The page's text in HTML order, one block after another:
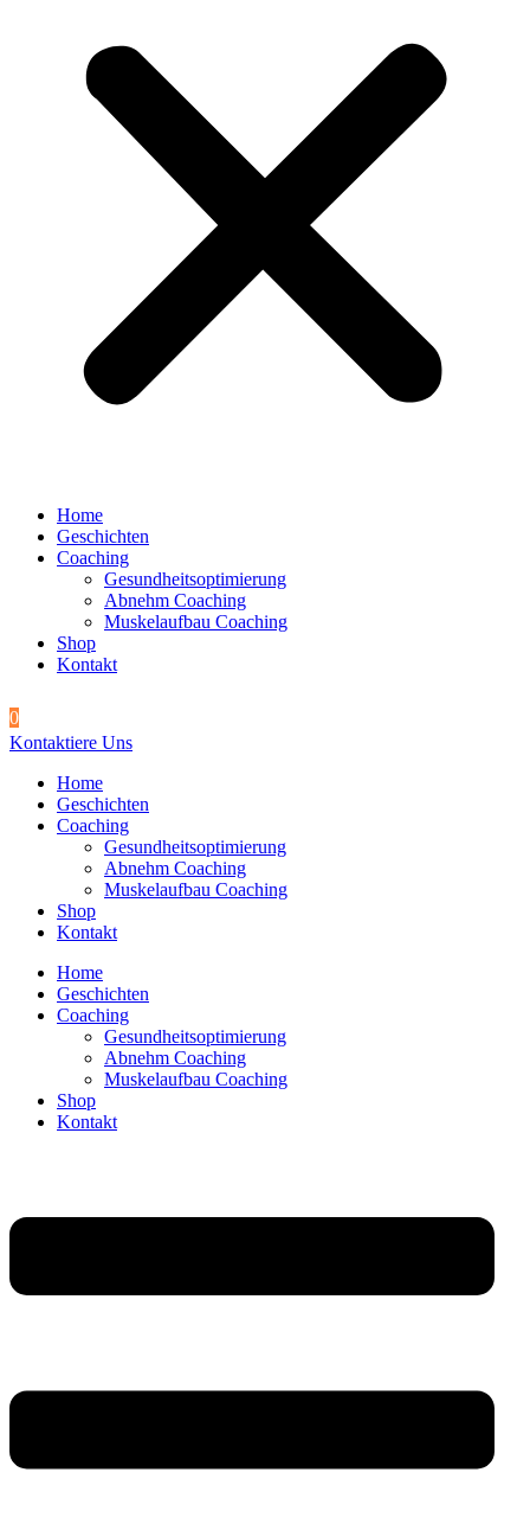
Home
Geschichten
Coaching
Gesundheitsoptimierung
Abnehm Coaching
Muskelaufbau Coaching
Shop
Kontakt
0
Kontaktiere Uns
Home
Geschichten
Coaching
Gesundheitsoptimierung
Abnehm Coaching
Muskelaufbau Coaching
Shop
Kontakt
Home
Geschichten
Coaching
Gesundheitsoptimierung
Abnehm Coaching
Muskelaufbau Coaching
Shop
Kontakt